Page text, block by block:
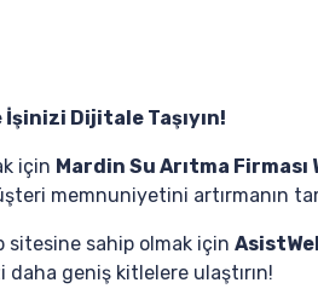
İşinizi Dijitale Taşıyın!
için Mardin Su Arıtma Firması
memnuniyetini artırmanın
sitesine sahip olmak için
geniş kitlelere ulaştırın!